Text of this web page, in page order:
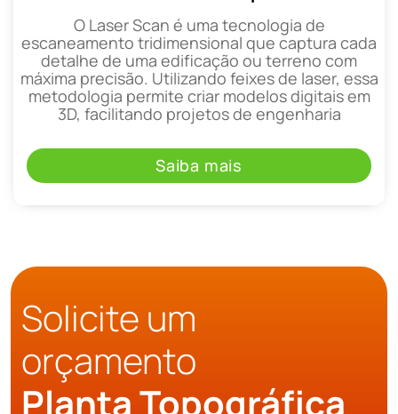
O Laser Scan é uma tecnologia de
escaneamento tridimensional que captura cada
detalhe de uma edificação ou terreno com
máxima precisão. Utilizando feixes de laser, essa
metodologia permite criar modelos digitais em
3D, facilitando projetos de engenharia
Saiba mais
Solicite um
orçamento
Planta Topográfica